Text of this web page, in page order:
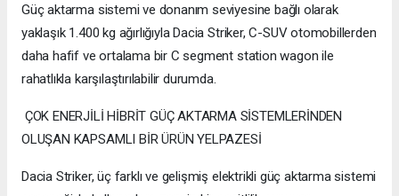
Güç aktarma sistemi ve donanım seviyesine bağlı olarak
yaklaşık 1.400 kg ağırlığıyla Dacia Striker, C-SUV otomobillerden
daha hafif ve ortalama bir C segment station wagon ile
rahatlıkla karşılaştırılabilir durumda.
ÇOK ENERJİLİ HİBRİT GÜÇ AKTARMA SİSTEMLERİNDEN
OLUŞAN KAPSAMLI BİR ÜRÜN YELPAZESİ
Dacia Striker, üç farklı ve gelişmiş elektrikli güç aktarma sistemi